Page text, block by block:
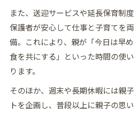
また、送迎サービスや延長保育制
保護者が安心して仕事と子育てを
備。これにより、親が「今日は早
食を共にする」といった時間の使
ります。
そのほか、週末や長期休暇には親
トを企画し、普段以上に親子の思